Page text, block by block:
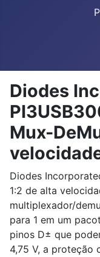
Diodes
Mux-
Diodes
1:2 de alta
multiplexador/
para 1 em um
pinos D± que
4,75 V, a proteção